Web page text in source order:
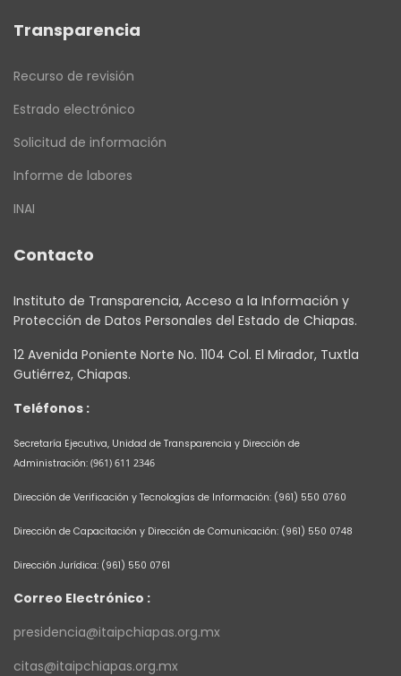
Transparencia
Recurso de revisión
Estrado electrónico
Solicitud de información
Informe de labores
INAI
Contacto
Instituto de Transparencia, Acceso a la Información y
Protección de Datos Personales del Estado de Chiapas.
12 Avenida Poniente Norte No. 1104 Col. El Mirador, Tuxtla
Gutiérrez, Chiapas.
Teléfonos :
Secretaría Ejecutiva, Unidad de Transparencia y Dirección de
Administración: (961) 611 2346
Dirección de Verificación y Tecnologías de Información: (961) 550 0760
Dirección de Capacitación y Dirección de Comunicación: (961) 550 0748
Dirección Jurídica: (961) 550 0761
Correo Electrónico :
presidencia@itaipchiapas.org.mx
citas@itaipchiapas.org.mx